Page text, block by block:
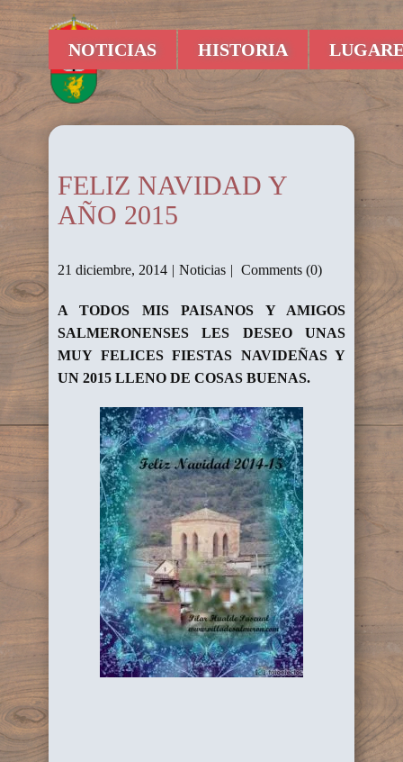
NOTICIAS HISTORIA
FELIZ NAVIDAD Y
AÑO 2015
21 diciembre, 2014 Noticias Comments (0)
A TODOS MIS PAISANOS Y AMIGOS
SALMERONENSES LES DESEO UNAS
MUY FELICES FIESTAS NAVIDEÑAS Y
UN 2015 LLENO DE COSAS BUENAS.